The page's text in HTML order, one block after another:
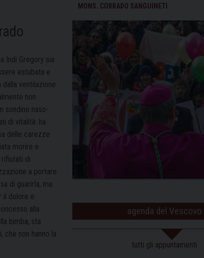
Indi Gregory sia
estubata e
dalla ventilazione.
non
sondino naso-
di vitalità: ha
delle carezze
morire e
di
a portare
di guarirla, ma
il dolore e
alla
bimba, sta
non hanno la
MONS. CORRADO SANGUINETI
agenda del Vescovo
tutti gli appuntamenti